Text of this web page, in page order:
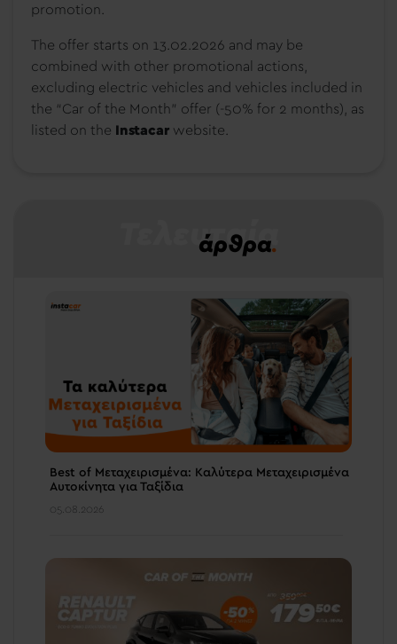
promotion.
The offer starts on 13.02.2026 and may be
combined with other promotional actions,
excluding electric vehicles and vehicles included in
the “Car of the Month” offer (-50% for 2 months), as
listed on the Instacarwebsite.
Τελευταία
άρθρα.
Best of Μεταχειρισμένα: Καλύτερα Μεταχειρισμένα
Αυτοκίνητα για Ταξίδια
05.08.2026